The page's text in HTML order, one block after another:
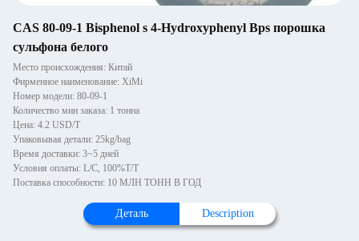
CAS 80-09-1 Bisphenol s 4-Hydroxyphenyl Bps порошка
сульфона белого
Место происхождения: Китай
Фирменное наименование: XiMi
Номер модели: 80-09-1
Количество мин заказа: 1 тонна
Цена: 4.2 USD/T
Упаковывая детали: 25kg/bag
Время доставки: 3~5 дней
Условия оплаты: L/C, 100%T/T
Поставка способности: 10 МЛН ТОНН В ГОД
Деталь Description